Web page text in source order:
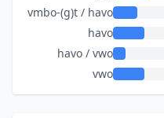
vmbo-(g)t / havo
havo
havo / vwo
vwo